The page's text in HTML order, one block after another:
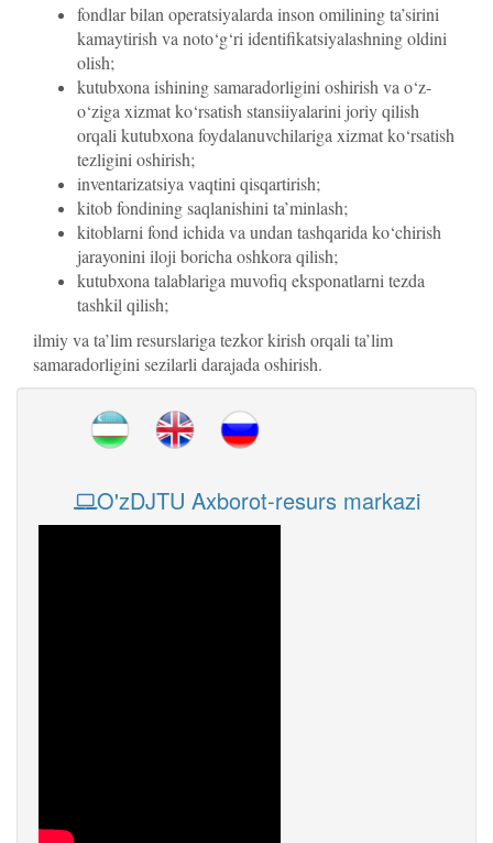
fondlar bilan operatsiyalarda inson omilining ta’sirini
kamaytirish va noto‘g‘ri identifikatsiyalashning oldini
olish;
kutubxona ishining samaradorligini oshirish va o‘z-
o‘ziga xizmat ko‘rsatish stansiiyalarini joriy qilish
orqali kutubxona foydalanuvchilariga xizmat ko‘rsatish
tezligini oshirish;
inventarizatsiya vaqtini qisqartirish;
kitob fondining saqlanishini ta’minlash;
kitoblarni fond ichida va undan tashqarida ko‘chirish
jarayonini iloji boricha oshkora qilish;
kutubxona talablariga muvofiq eksponatlarni tezda
tashkil qilish;
ilmiy va ta’lim resurslariga tezkor kirish orqali ta’lim
samaradorligini sezilarli darajada oshirish.
O'zDJTU Axborot-resurs markazi